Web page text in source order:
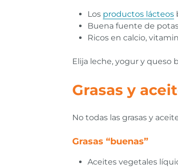
Los productos lácteos
Buena fuente de
Ricos en calcio,
Elija leche, yogur y queso
Grasas y
No todas las grasas y
Grasas “buenas”
Aceites vegetales